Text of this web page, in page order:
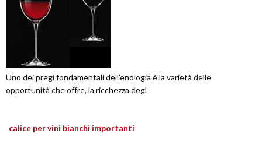
Uno dei pregi fondamentali dell’enologia è la varietà delle
opportunità che offre, la ricchezza degl
calice per vini bianchi importanti